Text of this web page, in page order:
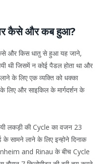
कैसे और कब हुआ?
और किस धातु से हुआ यह जाने,
थी जिसमें न कोई पैडल होता था और
के लिए एक व्यक्ति को धक्का
लिए और साइकिल के मार्गदर्शन के
लकड़ी की Cycle का वजन 23
के सामने लाने के लिए इन्होने दिनाक
and Rinau के बीच Cycle